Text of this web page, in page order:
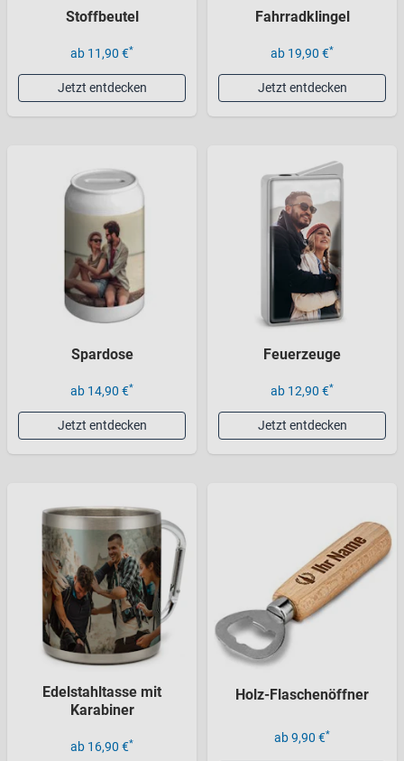
Stoffbeutel
ab 11,90 €*
Jetzt entdecken
Fahrradklingel
ab 19,90 €*
Jetzt entdecken
Spardose
ab 14,90 €*
Jetzt entdecken
Feuerzeuge
ab 12,90 €*
Jetzt entdecken
Edelstahltasse mit
Karabiner
ab 16,90 €*
Holz-Flaschenöffner
ab 9,90 €*